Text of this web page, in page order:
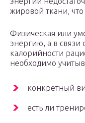
жировой ткани,
Физическая или
энергию, а в связи
калорийности
необходимо
конкретный
есть ли